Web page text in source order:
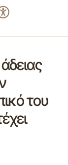
του